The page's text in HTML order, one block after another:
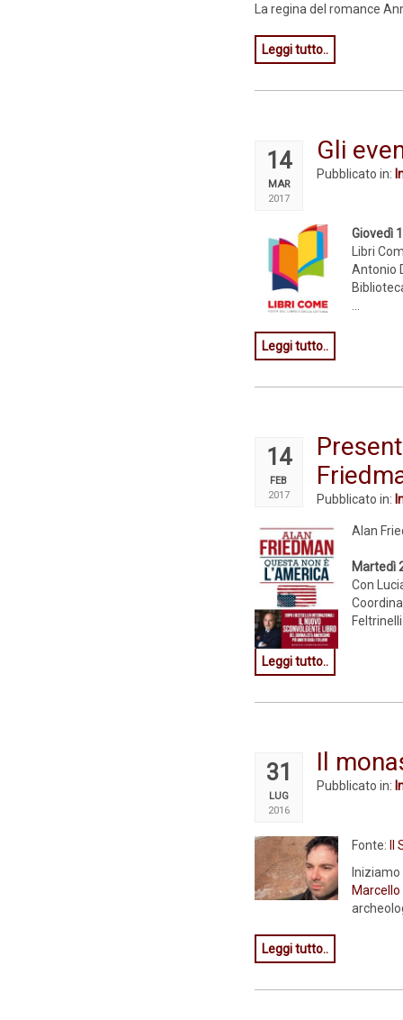
La regina del romance
Leggi tutto..
14
MAR
2017
Gli
Pubblicato in:
Giovedì
Libri
Antonio
Leggi tutto..
14
FEB
2017
Pubblicato in:
Alan
Martedì
Con
Leggi tutto..
31
LUG
2016
Il
Pubblicato in:
Fonte:Il
Leggi tutto..